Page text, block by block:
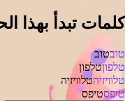
كلمات تبدأ بهذا
טובטוב
טלפוןטלפון
טלוויזיהטלוויזיה
טיפסטיפס